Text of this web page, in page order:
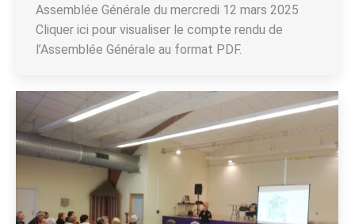
Assemblée Générale du mercredi 12 mars 2025
Cliquer ici pour visualiser le compte rendu de
l’Assemblée Générale au format PDF.